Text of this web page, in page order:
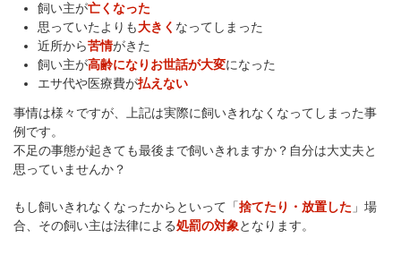
飼い主が亡くなった
思っていたよりも大きく なってしまった
近所から苦情がきた
飼い主が高齢になりお世話が大変になった
エサ代や医療費が払えない
事情は様々ですが、上記は実際に飼いきれなくなってしまった事
例です。
不足の事態が起きても最後まで飼いきれますか？自分は大丈夫と
思っていませんか？
もし飼いきれなくなったからといって「捨てたり・放置した 」場
合、その飼い主は法律による処罰の対象となります。